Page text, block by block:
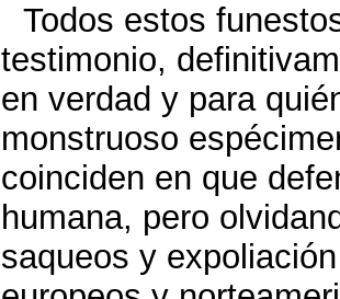
Todos estos
testimonio,
en verdad y para
monstruoso
coinciden en que
humana, pero
saqueos y